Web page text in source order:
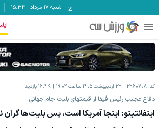
شنبه ۱۷ مرداد -
15:34
کد: 2360708 23 اردیبهشت 1405 ساعت 19:02 16.4K بازدید
دفاع عجیب رئیس فیفا از قیمتهای بلیت جام جهانی
اینفانتینو: اینجا آمریکا است، پس بلیت‌ها